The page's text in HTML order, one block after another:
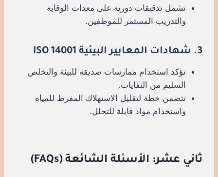
تشمل تدقيقات دورية على معدات الوقاية
والتدريب المستمر للموظفين.
3. شهادات المعايير البيئية ISO 14001
تؤكد استخدام ممارسات صديقة للبيئة والتخلص
السليم من النفايات.
تتضمن خطة لتقليل الاستهلاك المفرط للمياه
واستخدام مواد قابلة للتحلل.
ثاني عشر: الأسئلة الشائعة (FAQs)